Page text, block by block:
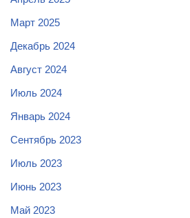
Март 2025
Декабрь 2024
Август 2024
Июль 2024
Январь 2024
Сентябрь 2023
Июль 2023
Июнь 2023
Май 2023